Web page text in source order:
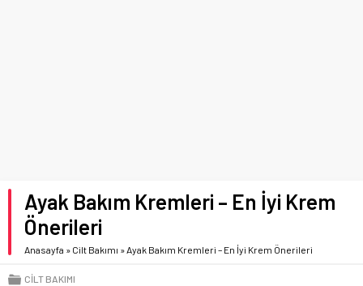
Ayak Bakım Kremleri – En İyi Krem
Önerileri
Anasayfa » Cilt Bakımı »Ayak Bakım Kremleri – En İyi Krem Önerileri
CILT BAKIMI